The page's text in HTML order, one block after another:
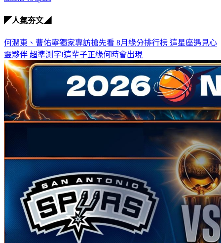
◤人氣夯文◢
何潤東、曹佑寧獨家專訪搶先看 8月緣分排行榜 這星座遇見心
靈夥伴 超準測字!這輩子正緣何時會出現